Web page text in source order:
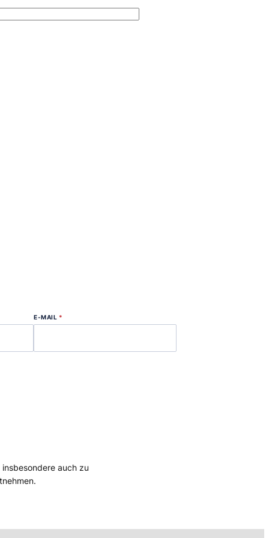
E-MAIL *
auch zu